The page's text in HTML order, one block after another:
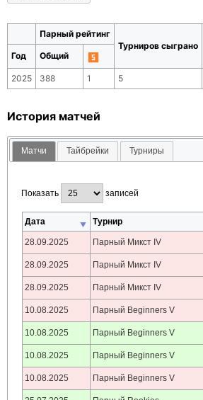
Парный рейтинг
Турниров сыграно
Год
Общий
2025 388 1 5
История матчей
Матчи Тайбрейки Турниры
Показать записей
Дата Турнир
28.09.2025 Парный Микст IV
28.09.2025 Парный Микст IV
28.09.2025 Парный Микст IV
10.08.2025 Парный Beginners V
10.08.2025 Парный Beginners V
10.08.2025 Парный Beginners V
10.08.2025 Парный Beginners V